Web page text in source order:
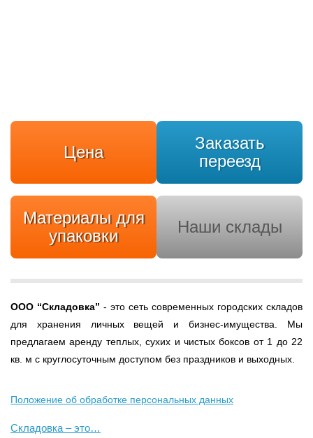
Цена
Заказать
переезд
Материалы для
упаковки
Наши склады
ООО “Складовка” - это сеть современных городских складов
для хранения личных вещей и бизнес-имущества. Мы
предлагаем аренду теплых, сухих и чистых боксов от 1 до 22
кв. м с круглосуточным доступом без праздников и выходных.
Положение об обработке персональных данных
Складовка – это…